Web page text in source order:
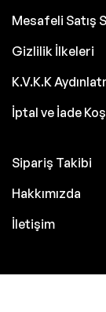
Mesafeli Satış
Gizlilik İlkeleri
K.V.K.K
İptal ve İade
Sipariş Takibi
Hakkımızda
İletişim